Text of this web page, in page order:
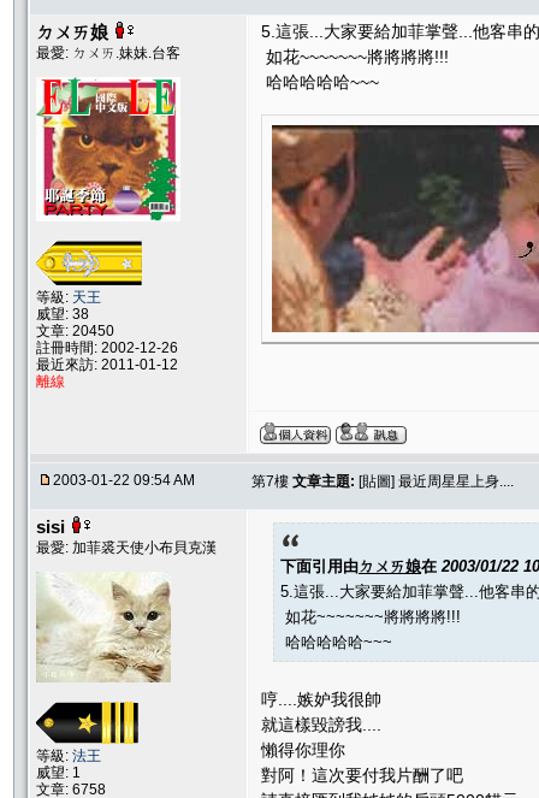
ㄉㄨㄞ娘
最愛: ㄉㄨㄞ.妹妹.台客
等級: 天王
威望: 38
文章: 20450
註冊時間: 2002-12-26
最近來訪: 2011-01-12
離線
5.這張...大家要給加菲掌聲...他客串
如花~~~~~~~將將將將!!!
哈哈哈哈哈~~~
2003-01-22 09:54 AM 第7樓 文章主題: [貼圖] 最近周星星上身....
sisi
最愛: 加菲裘天使小布貝克漢
等級: 法王
威望: 1
文章: 6758
下面引用由ㄉㄨㄞ娘在 2003/01/22
5.這張...大家要給加菲掌聲...他客串
如花~~~~~~~將將將將!!!
哈哈哈哈哈~~~
哼....嫉妒我很帥
就這樣毀謗我....
懶得你理你
對阿！這次要付我片酬了吧